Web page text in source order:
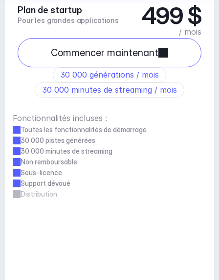
Plan de startup
Pour les grandes applications 499 $
/ mois
Commencer maintenant
30 000 générations / mois
30 000 minutes de streaming / mois
Fonctionnalités incluses :
Toutes les fonctionnalités de démarrage
30 000 pistes générées
30 000 minutes de streaming
Non remboursable
Sous-licence
Support dévoué
Distribution